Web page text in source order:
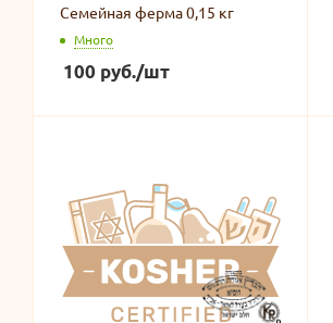
Семейная ферма 0,15 кг
Много
100 руб./шт